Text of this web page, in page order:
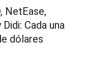
NetEase,
Cada una
dólares